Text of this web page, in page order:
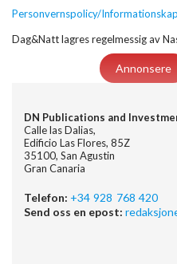
Personvernspolicy/
Dag&Natt lagres regelmessig av
Annonsere
DN Publications and
Calle las Dalias,
Edificio Las Flores, 85Z
35100, San Agustin
Gran Canaria
Telefon: +34 928 768 420
Send oss en epost: